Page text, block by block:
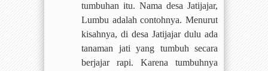
tumbuhan itu. Nama desa Jatijajar,
Lumbu adalah contohnya. Menurut
kisahnya, di desa Jatijajar dulu ada
tanaman jati yang tumbuh secara
berjajar rapi. Karena tumbuhnya